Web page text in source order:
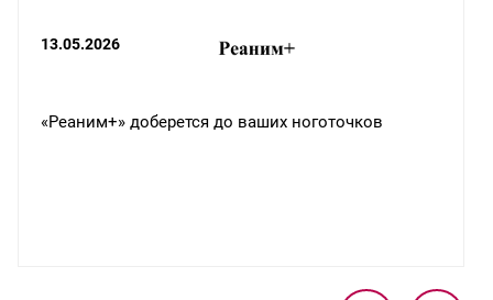
13.05.2026
«Реаним+» доберется до ваших ноготочков